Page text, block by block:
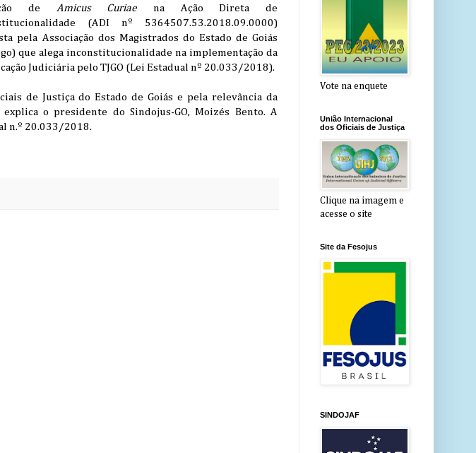
de Amicus Curiae na Ação Direta de
(ADI nº 5364507.53.2018.09.0000)
pela Associação dos Magistrados do Estado de Goiás
que alega inconstitucionalidade na implementação da
Judiciária pelo TJGO (Lei Estadual nº 20.033/2018).
de Justiça do Estado de Goiás e pela relevância da
o presidente do Sindojus-GO, Moizés Bento. A
n.º 20.033/2018.
Vote na enquete
União Internacional
dos Oficiais de Justiça
Clique na imagem e
acesse o site
Site da Fesojus
SINDOJAF